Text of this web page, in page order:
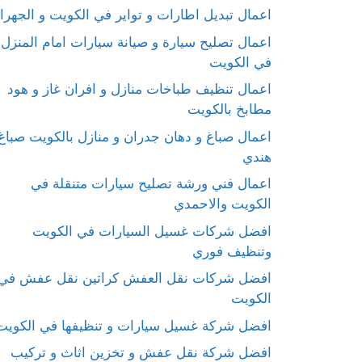
اعمال تبديل اطارات و تواير في الكويت و
اعمال تصليح سيارة و صيانة سيارات امام المنزل
في الكويت
اعمال تنظيف طباخات منازل و افران غاز و هود
مطابخ بالكويت
اعمال صباغ و دهان جدران و منازل بالكويت
هندي
اعمال فني ورشة تصليح سيارات متنقلة في
الكويت والاحمدي
افضل شركات غسيل السيارات في الكويت
وتنظيف فوري
افضل شركات نقل العفش كراتين نقل عفش
الكويت
افضل شركة غسيل سيارات و تنظيفها في
افضل شركة نقل عفش و تخزين اثاث و تركيب